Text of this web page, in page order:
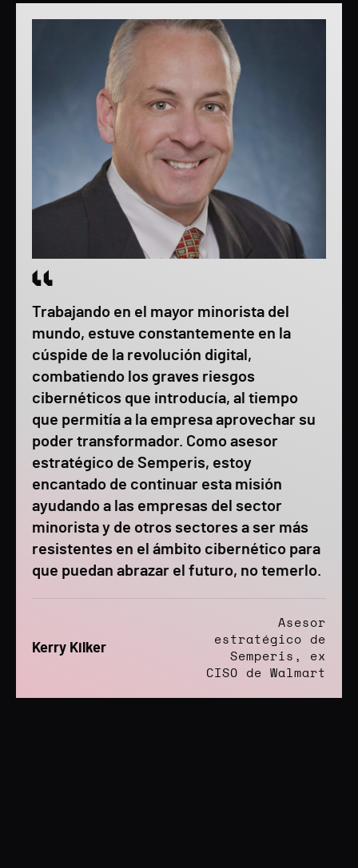
Trabajando en el mayor minorista del
mundo, estuve constantemente en la
cúspide de la revolución digital,
combatiendo los graves riesgos
cibernéticos que introducía, al tiempo
que permitía a la empresa aprovechar su
poder transformador. Como asesor
estratégico de Semperis, estoy
encantado de continuar esta misión
ayudando a las empresas del sector
minorista y de otros sectores a ser más
resistentes en el ámbito cibernético para
que puedan abrazar el futuro, no temerlo.
Kerry Kilker
Asesor
estratégico de
Semperis, ex
CISO de Walmart